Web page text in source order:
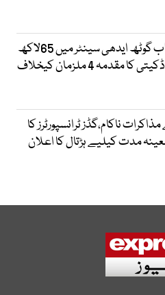
کراچی: سہراب گوٹھ ایدھی سینٹر میں 65لاکھ
سے زائد کی ڈکیتی کا مقدمہ 4 ملزمان کیخلاف
ناکام،گڈز ٹرانسپورٹرز کا
مدت کیلیے ہڑتال کا اعلان